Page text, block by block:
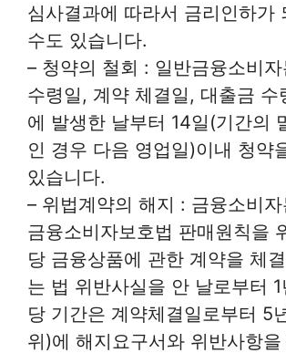
심사결과에 따라서 금리인하가
수도 있습니다.
– 청약의 철회 : 일반금융소비
수령일, 계약 체결일, 대출금 수
에 발생한 날부터 14일(기간의
인 경우 다음 영업일)이내 청약
있습니다.
– 위법계약의 해지 : 금융소비자
금융소비자보호법 판매원칙을
당 금융상품에 관한 계약을 체
는 법 위반사실을 안 날로부터 1
당 기간은 계약체결일로부터 5
위)에 해지요구서와 위반사항